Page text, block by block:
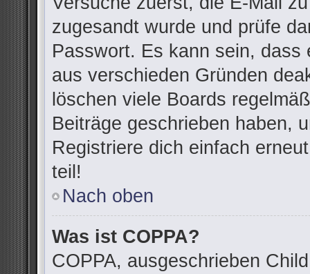
zugesandt wurde und prüfe
Passwort. Es kann sein, dass
aus verschieden Gründen
löschen viele Boards
Beiträge geschrieben haben,
Registriere dich einfach
teil!
Nach oben
Was ist COPPA?
COPPA, ausgeschrieben